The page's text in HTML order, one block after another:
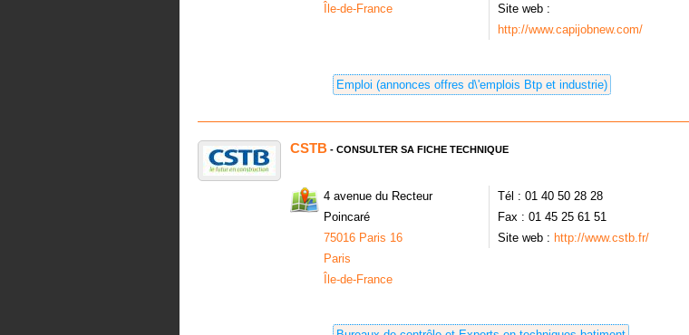
Île-de-France
Site web :
http://www.capijobnew.com/
Emploi (annonces offres d\'emplois Btp et industrie)
CSTB - CONSULTER SA FICHE TECHNIQUE
4 avenue du Recteur
Poincaré
75016 Paris 16
Paris
Île-de-France
Tél : 01 40 50 28 28
Fax : 01 45 25 61 51
Site web : http://www.cstb.fr/